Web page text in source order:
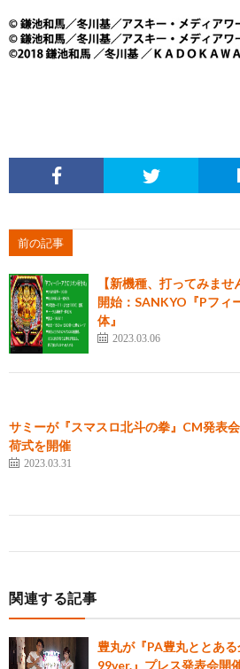
前の記事
【新機種、打ってみま
開始：SANKYO『Pフィ
体』
2023.03.06
サミーが『スマスロ北斗の拳』CM発表
荷式を開催
2023.03.31
関連する記事
豊丸が『PA豊丸ととあ
99ver.』プレス発表会開